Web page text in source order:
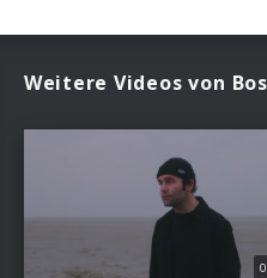
Weitere Videos von